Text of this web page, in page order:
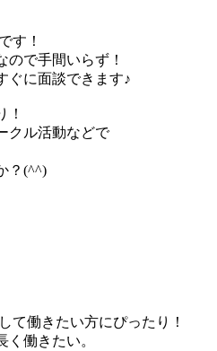
す！
ので手間いらず！
ぐに面談できます♪
！
クル活動などで
？(^^)
働きたい方にぴったり！
働きたい。